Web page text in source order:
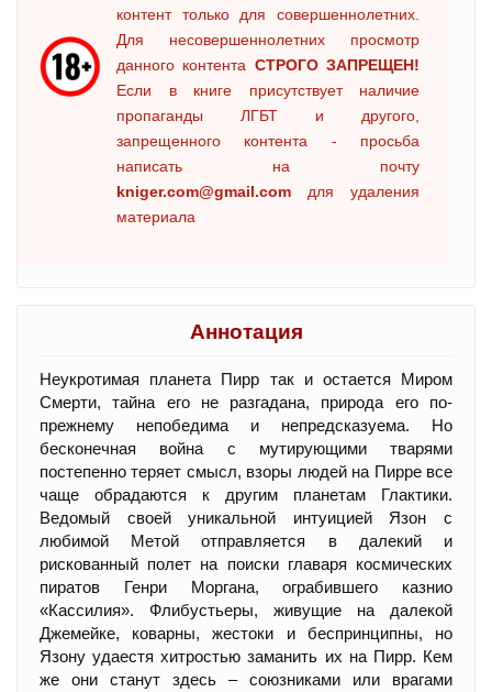
контент только для совершеннолетних.
Для несовершеннолетних просмотр
данного контента СТРОГО ЗАПРЕЩЕН!
Если в книге присутствует наличие
пропаганды ЛГБТ и другого,
запрещенного контента - просьба
написать на почту
kniger.com@gmail.com для удаления
материала
Аннотация
Неукротимая планета Пирр так и остается Миром
Смерти, тайна его не разгадана, природа его по-
прежнему непобедима и непредсказуема. Но
бесконечная война с мутирующими тварями
постепенно теряет смысл, взоры людей на Пирре все
чаще обрадаются к другим планетам Глактики.
Ведомый своей уникальной интуицией Язон с
любимой Метой отправляется в далекий и
рискованный полет на поиски главаря космических
пиратов Генри Моргана, ограбившего казнио
«Кассилия». Флибустьеры, живущие на далекой
Джемейке, коварны, жестоки и беспринципны, но
Язону удаестя хитростью заманить их на Пирр. Кем
же они станут здесь – союзниками или врагами